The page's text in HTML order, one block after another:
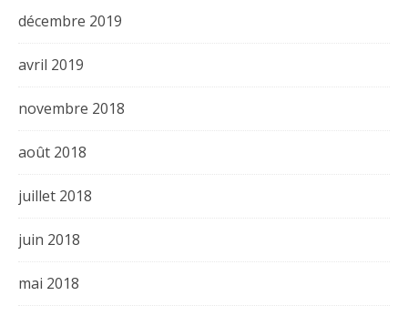
décembre 2019
avril 2019
novembre 2018
août 2018
juillet 2018
juin 2018
mai 2018